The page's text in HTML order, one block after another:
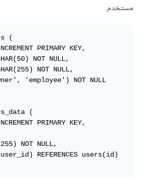
مستخدم.
(
(